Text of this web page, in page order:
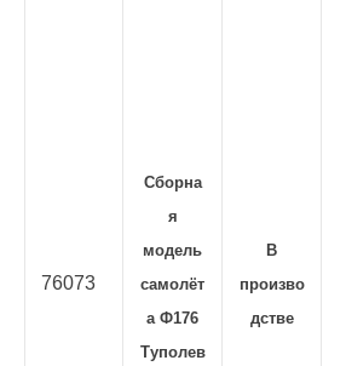
76073
Сборна
я
модель
самолёт
а Ф176
Туполев
В
произво
дстве